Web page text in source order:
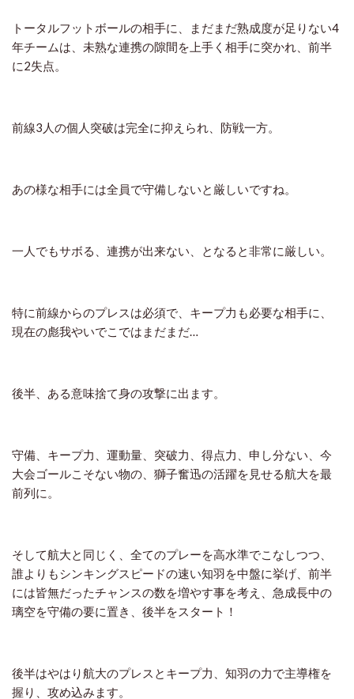
トータルフットボールの相手に、まだまだ熟成度が足りない4
年チームは、未熟な連携の隙間を上手く相手に突かれ、前半
に2失点。
前線3人の個人突破は完全に抑えられ、防戦一方。
あの様な相手には全員で守備しないと厳しいですね。
一人でもサボる、連携が出来ない、となると非常に厳しい。
特に前線からのプレスは必須で、キープ力も必要な相手に、
現在の彪我やいでこではまだまだ…
後半、ある意味捨て身の攻撃に出ます。
守備、キープ力、運動量、突破力、得点力、申し分ない、今
大会ゴールこそない物の、獅子奮迅の活躍を見せる航大を最
前列に。
そして航大と同じく、全てのプレーを高水準でこなしつつ、
誰よりもシンキングスピードの速い知羽を中盤に挙げ、前半
には皆無だったチャンスの数を増やす事を考え、急成長中の
璃空を守備の要に置き、後半をスタート！
後半はやはり航大のプレスとキープ力、知羽の力で主導権を
握り、攻め込みます。